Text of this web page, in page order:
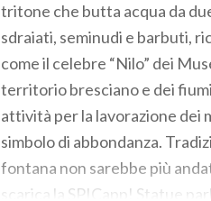
tritone che butta acqua da
sdraiati, seminudi e barbuti,
come il celebre “Nilo” dei
territorio bresciano e dei
attività per la lavorazione dei
simbolo di abbondanza.
fontana non sarebbe più
scarica la SPICapp! Statue